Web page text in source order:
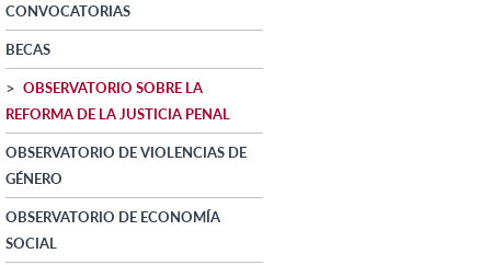
CONVOCATORIAS
BECAS
OBSERVATORIO SOBRE LA
REFORMA DE LA JUSTICIA PENAL
OBSERVATORIO DE VIOLENCIAS DE
GÉNERO
OBSERVATORIO DE ECONOMÍA
SOCIAL